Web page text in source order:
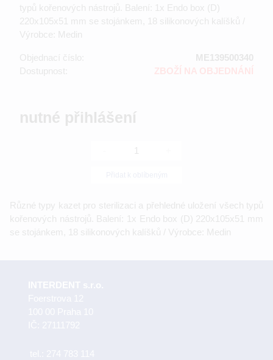
typů kořenových nástrojů. Balení: 1x Endo box (D)
220x105x51 mm se stojánkem, 18 silikonových kalíšků /
Výrobce: Medin
Objednací číslo:
ME139500340
Dostupnost:
ZBOŽÍ NA OBJEDNÁNÍ
nutné přihlášení
Různé typy kazet pro sterilizaci a přehledné uložení všech typů
kořenových nástrojů. Balení: 1x Endo box (D) 220x105x51 mm
se stojánkem, 18 silikonových kalíšků / Výrobce: Medin